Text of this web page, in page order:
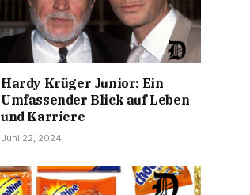
Hardy Krüger Junior: Ein
Umfassender Blick auf Leben
und Karriere
Juni 22, 2024